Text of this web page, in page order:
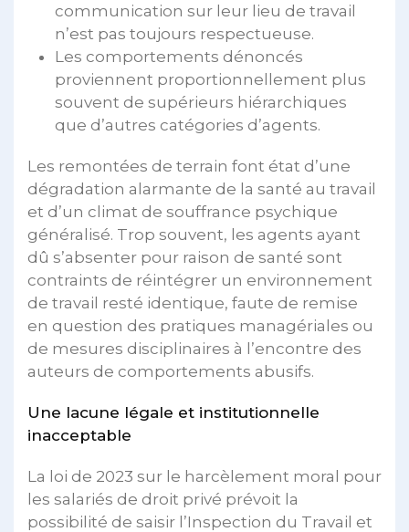
communication sur leur lieu de travail
n’est pas toujours respectueuse.
Les comportements dénoncés
proviennent proportionnellement plus
souvent de supérieurs hiérarchiques
que d’autres catégories d’agents.
Les remontées de terrain font état d’une
dégradation alarmante de la santé au travail
et d’un climat de souffrance psychique
généralisé. Trop souvent, les agents ayant
dû s’absenter pour raison de santé sont
contraints de réintégrer un environnement
de travail resté identique, faute de remise
en question des pratiques managériales ou
de mesures disciplinaires à l’encontre des
auteurs de comportements abusifs.
Une lacune légale et institutionnelle
inacceptable
La loi de 2023 sur le harcèlement moral pour
les salariés de droit privé prévoit la
possibilité de saisir l’Inspection du Travail et